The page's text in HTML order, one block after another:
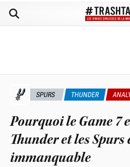
SPURS THUNDER
Pourquoi le Game 7
Thunder et les
immanquable